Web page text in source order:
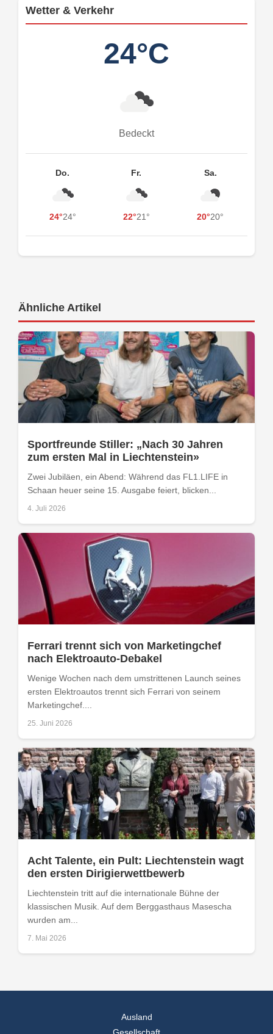
Wetter & Verkehr
24°C
Bedeckt
Do.
24°24°
Fr.
22°21°
Sa.
20°20°
Ähnliche Artikel
Sportfreunde Stiller: „Nach 30 Jahren
zum ersten Mal in Liechtenstein»
Zwei Jubiläen, ein Abend: Während das FL1.LIFE in
Schaan heuer seine 15. Ausgabe feiert, blicken...
4. Juli 2026
Ferrari trennt sich von Marketingchef
nach Elektroauto-Debakel
Wenige Wochen nach dem umstrittenen Launch seines
ersten Elektroautos trennt sich Ferrari von seinem
Marketingchef....
25. Juni 2026
Acht Talente, ein Pult: Liechtenstein wagt
den ersten Dirigierwettbewerb
Liechtenstein tritt auf die internationale Bühne der
klassischen Musik. Auf dem Berggasthaus Masescha
wurden am...
7. Mai 2026
Ausland